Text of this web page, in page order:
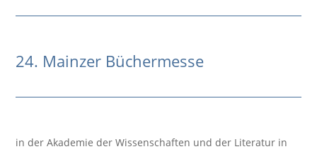
24. Mainzer Büchermesse
in der Akademie der Wissenschaften und der Literatur in